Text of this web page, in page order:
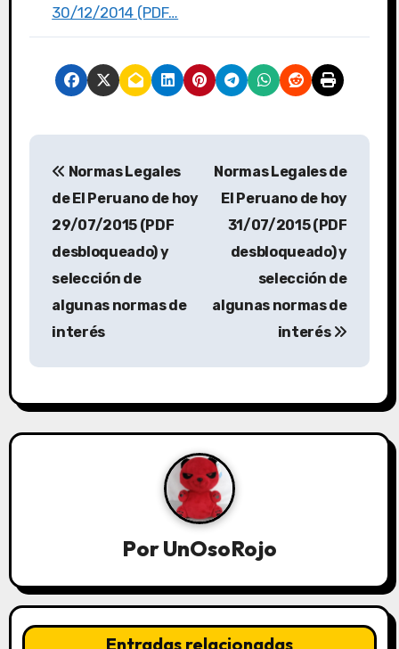
30/12/2014 (PDF…
Normas Legales
de El Peruano de hoy
29/07/2015 (PDF
desbloqueado) y
selección de
algunas normas de
interés
Normas Legales de
El Peruano de hoy
31/07/2015 (PDF
desbloqueado) y
selección de
algunas normas de
interés
PorUnOsoRojo
Entradas relacionadas